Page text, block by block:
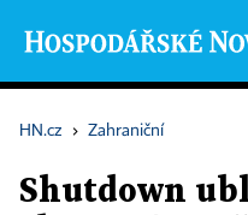
HN.cz › Zahraniční
Shutdown